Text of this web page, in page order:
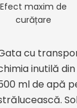
Efect maxim de
curățare
cu
inutilă
ml de apă